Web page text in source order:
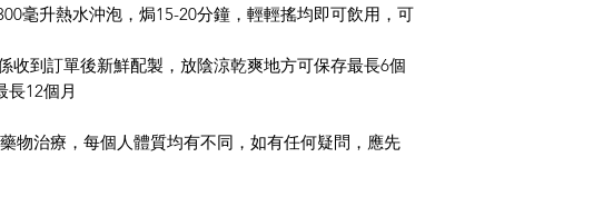
毫升熱水沖泡，焗15-20分鐘，輕輕搖均即可飲用，可
收到訂單後新鮮配製，放陰涼乾爽地方可保存最長6個
長12個月
物治療，每個人體質均有不同，如有任何疑問，應先